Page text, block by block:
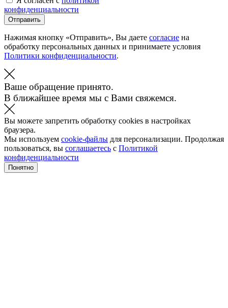
конфиденциальности
Отправить
Нажимая кнопку «Отправить», Вы даете согласие на
обработку персональных данных и принимаете условия
Политики конфиденциальности.
Ваше обращение принято.
В ближайшее время мы с Вами свяжемся.
Вы можете запретить обработку cookies в настройках
браузера.
Мы используем cookie-файлы для персонализации. Продолжая
пользоваться, вы соглашаетесь с Политикой
конфиденциальности
Понятно